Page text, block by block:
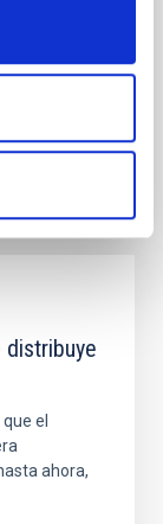
su
por
el
ahora,